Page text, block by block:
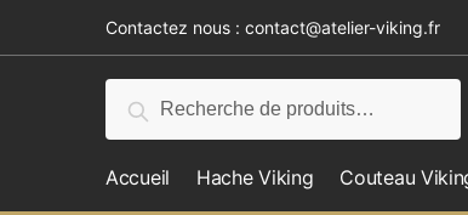
Contactez nous : contact@atelier-viking.fr
pour :
Recherche
Accueil Hache Viking Couteau